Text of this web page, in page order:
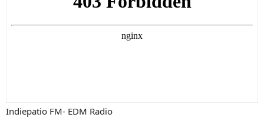
Indiepatio FM- EDM Radio